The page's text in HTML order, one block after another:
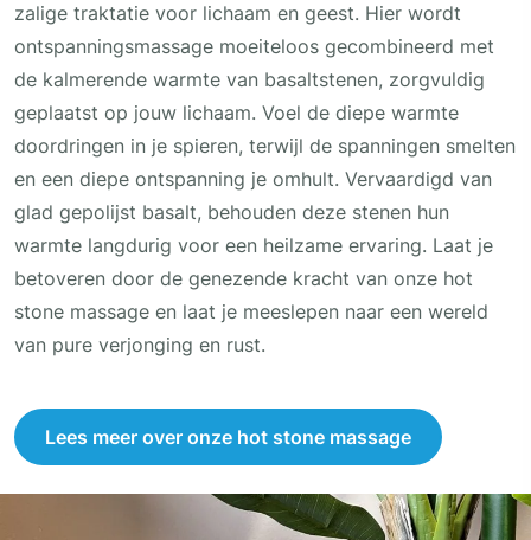
zalige traktatie voor lichaam en geest. Hier wordt
ontspanningsmassage moeiteloos gecombineerd met
de kalmerende warmte van basaltstenen, zorgvuldig
geplaatst op jouw lichaam. Voel de diepe warmte
doordringen in je spieren, terwijl de spanningen smelten
en een diepe ontspanning je omhult. Vervaardigd van
glad gepolijst basalt, behouden deze stenen hun
warmte langdurig voor een heilzame ervaring. Laat je
betoveren door de genezende kracht van onze hot
stone massage en laat je meeslepen naar een wereld
van pure verjonging en rust.
Lees meer over onze hot stone massage